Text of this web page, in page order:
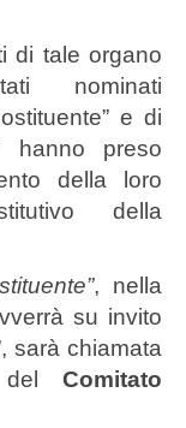
di tale organo
nominati
e di
hanno preso
della loro
della
, nella
su invito
sarà chiamata
del Comitato